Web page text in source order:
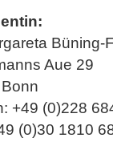
Büning-
Aue 29
+49 (0)228
(0)30 1810